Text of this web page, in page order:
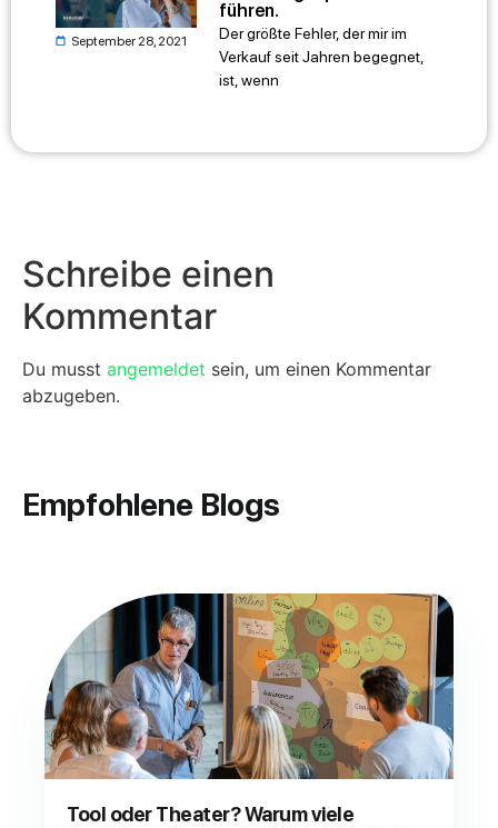
September 28, 2021
führen.
Der größte Fehler, der mir im
Verkauf seit Jahren begegnet,
ist, wenn
Schreibe einen
Kommentar
Du musst angemeldet sein, um einen Kommentar
abzugeben.
Empfohlene Blogs
Tool oder Theater? Warum viele